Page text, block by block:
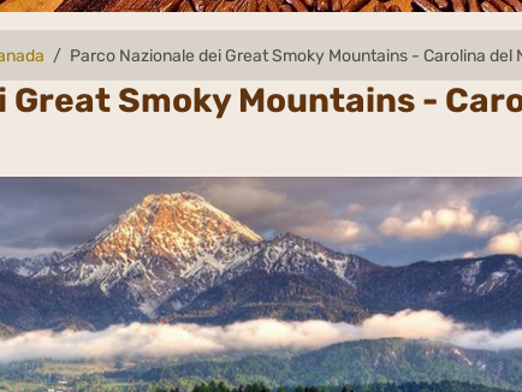
Parco Nazionale dei Great Smoky Mountains - Carolina del
Great Smoky Mountains -